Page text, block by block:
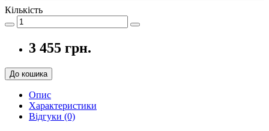
Кількість
3 455 грн.
До кошика
Опис
Характеристики
Відгуки (0)